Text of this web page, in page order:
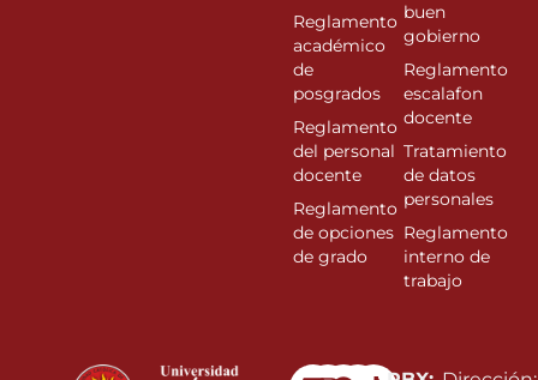
Reglamento
académico
de
posgrados
Reglamento
del personal
docente
Reglamento
de opciones
de grado
buen
gobierno
Reglamento
escalafon
docente
Tratamiento
de datos
personales
Reglamento
interno de
trabajo